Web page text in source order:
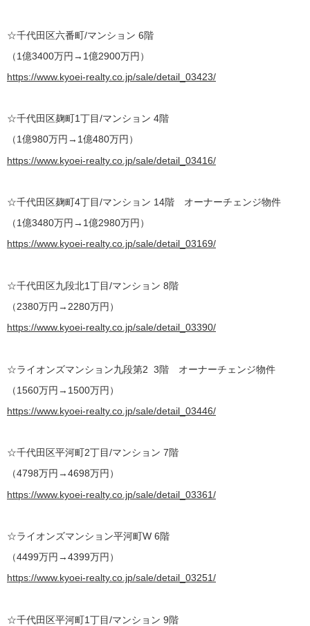
☆千代田区六番町/マンション 6階
（1億3400万円→1億2900万円）
https://www.kyoei-realty.co.jp/sale/detail_03423/
☆千代田区麹町1丁目/マンション 4階
（1億980万円→1億480万円）
https://www.kyoei-realty.co.jp/sale/detail_03416/
☆千代田区麹町4丁目/マンション 14階 オーナーチェンジ物件
（1億3480万円→1億2980万円）
https://www.kyoei-realty.co.jp/sale/detail_03169/
☆千代田区九段北1丁目/マンション 8階
（2380万円→2280万円）
https://www.kyoei-realty.co.jp/sale/detail_03390/
☆ライオンズマンション九段第2 3階 オーナーチェンジ物件
（1560万円→1500万円）
https://www.kyoei-realty.co.jp/sale/detail_03446/
☆千代田区平河町2丁目/マンション 7階
（4798万円→4698万円）
https://www.kyoei-realty.co.jp/sale/detail_03361/
☆ライオンズマンション平河町W 6階
（4499万円→4399万円）
https://www.kyoei-realty.co.jp/sale/detail_03251/
☆千代田区平河町1丁目/マンション 9階